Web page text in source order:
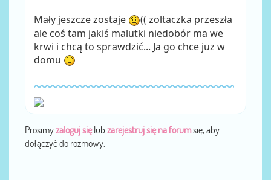
Mały jeszcze zostaje
(( zoltaczka przeszła
ale coś tam jakiś malutki niedobór ma we
krwi i chcą to sprawdzić... Ja go chce juz w
domu
Prosimyzaloguj sięlub zarejestruj się na forumsię, aby
dołączyć do rozmowy.